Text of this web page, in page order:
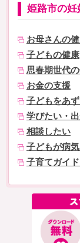
姫路市の妊
お母さんの
子どもの健康
思春期世代
お金の支援
子どもをあ
学びたい・
相談したい
子どもが病
子育てガイ